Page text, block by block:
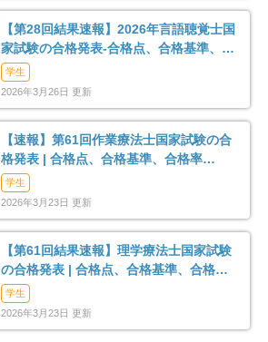
【第28回結果速報】2026年言語聴覚士国
家試験の合格発表-合格点、合格基準、合
格率など-
学生
2026年3月26日 更新
【速報】第61回作業療法士国家試験の合
格発表 | 合格点、合格基準、合格率
（2026年）
学生
2026年3月23日 更新
【第61回結果速報】理学療法士国家試験
の合格発表 | 合格点、合格基準、合格率
（2026年）
学生
2026年3月23日 更新